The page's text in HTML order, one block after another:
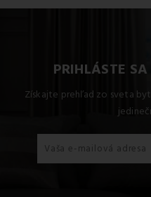
PRIHLÁSTE
Získajte prehľad zo sveta